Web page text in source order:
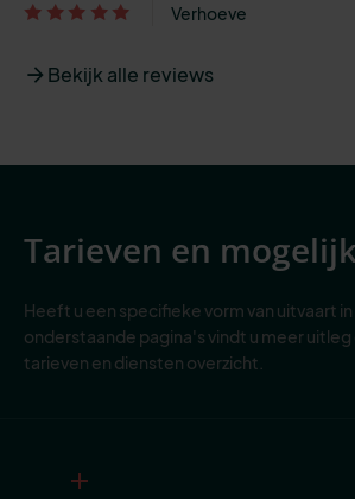
Verhoeve
Bekijk alle reviews
Tarieven en
Heeft u een specifieke vorm van uitvaart
onderstaande pagina's vindt u meer uitleg
tarieven en diensten overzicht.